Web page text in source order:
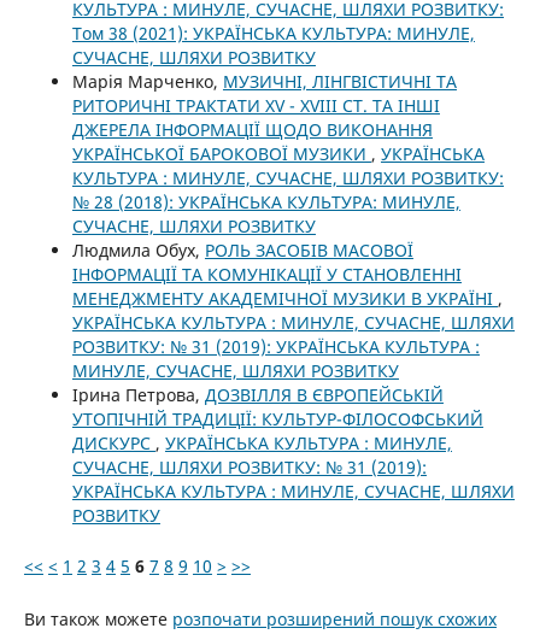
КУЛЬТУРА : МИНУЛЕ, СУЧАСНЕ, ШЛЯХИ РОЗВИТКУ:
Том 38 (2021): УКРАЇНСЬКА КУЛЬТУРА: МИНУЛЕ,
СУЧАСНЕ, ШЛЯХИ РОЗВИТКУ
Марія Марченко, МУЗИЧНІ, ЛІНГВІСТИЧНІ ТА
РИТОРИЧНІ ТРАКТАТИ XV - XVIII СТ. ТА ІНШІ
ДЖЕРЕЛА ІНФОРМАЦІЇ ЩОДО ВИКОНАННЯ
УКРАЇНСЬКОЇ БАРОКОВОЇ МУЗИКИ , УКРАЇНСЬКА
КУЛЬТУРА : МИНУЛЕ, СУЧАСНЕ, ШЛЯХИ РОЗВИТКУ:
№ 28 (2018): УКРАЇНСЬКА КУЛЬТУРА: МИНУЛЕ,
СУЧАСНЕ, ШЛЯХИ РОЗВИТКУ
Людмила Обух, РОЛЬ ЗАСОБІВ МАСОВОЇ
ІНФОРМАЦІЇ ТА КОМУНІКАЦІЇ У СТАНОВЛЕННІ
МЕНЕДЖМЕНТУ АКАДЕМІЧНОЇ МУЗИКИ В УКРАЇНІ ,
УКРАЇНСЬКА КУЛЬТУРА : МИНУЛЕ, СУЧАСНЕ, ШЛЯХИ
РОЗВИТКУ: № 31 (2019): УКРАЇНСЬКА КУЛЬТУРА :
МИНУЛЕ, СУЧАСНЕ, ШЛЯХИ РОЗВИТКУ
Ірина Петрова, ДОЗВІЛЛЯ В ЄВРОПЕЙСЬКІЙ
УТОПІЧНІЙ ТРАДИЦІЇ: КУЛЬТУР-ФІЛОСОФСЬКИЙ
ДИСКУРС , УКРАЇНСЬКА КУЛЬТУРА : МИНУЛЕ,
СУЧАСНЕ, ШЛЯХИ РОЗВИТКУ: № 31 (2019):
УКРАЇНСЬКА КУЛЬТУРА : МИНУЛЕ, СУЧАСНЕ, ШЛЯХИ
РОЗВИТКУ
<< < 1 2 3 4 5 6 7 8 9 10 > >>
Ви також можете розпочати розширений пошук схожих